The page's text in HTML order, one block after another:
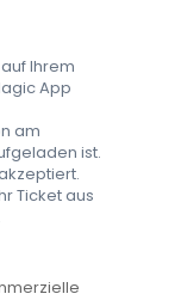
Ihrem
App
am
ist.
Ticket aus